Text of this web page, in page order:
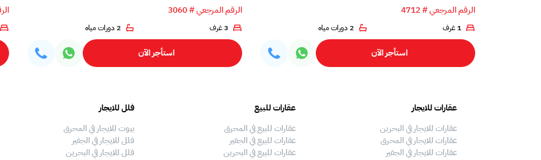
الرقم المرجعي # 4712
1 غرف 2 دورات مياه
استأجر الآن
الرقم المرجعي # 3060
3 غرف 2 دورات مياه
استأجر الآن
عقارات للايجار
عقارات للايجار في البحرين
عقارات للايجار في المحرق
عقارات للايجار في الجفير
عقارات للبيع
عقارات للبيع في المحرق
عقارات للبيع في الجفير
عقارات للبيع في البحرين
فلل للايجار
بيوت للايجار في المحرق
فلل للايجار في الجفير
فلل للايجار في البحرين